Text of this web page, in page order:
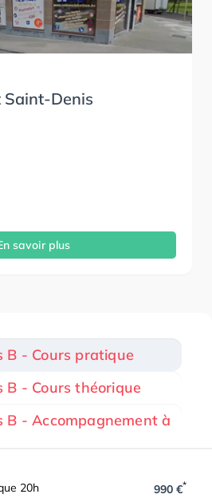
Saint-Denis
savoir plus
B - Cours pratique
B - Cours théorique
B - Accompagnement à
20h 990 €*